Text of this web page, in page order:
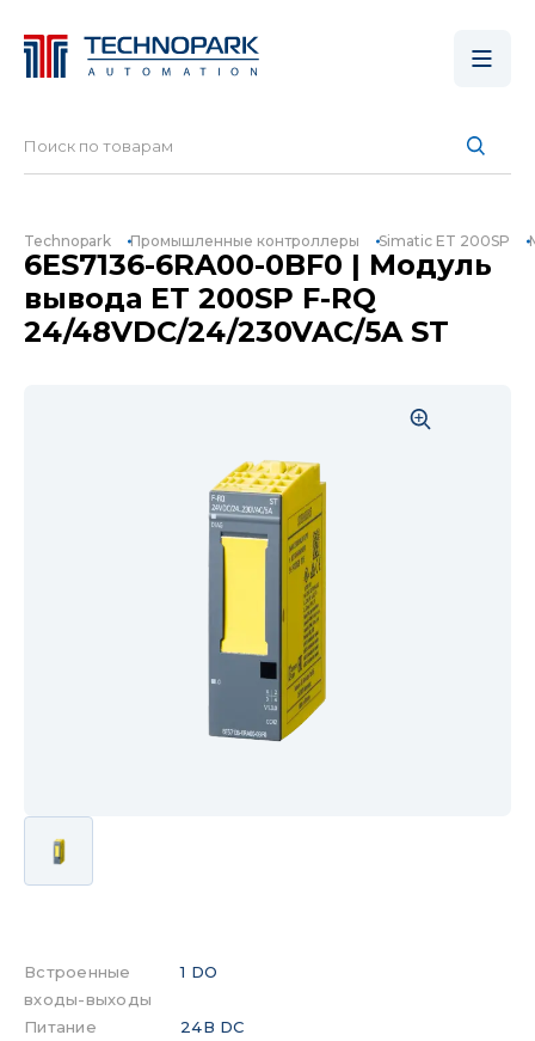
Technopark Промышленные контроллеры Simatic ET 200SP
6ES7136-6RA00-0BF0 | Модуль
вывода ET 200SP F-RQ
24/48VDC/24/230VAC/5A ST
Встроенные
входы-выходы
1 DO
Питание
24В DC